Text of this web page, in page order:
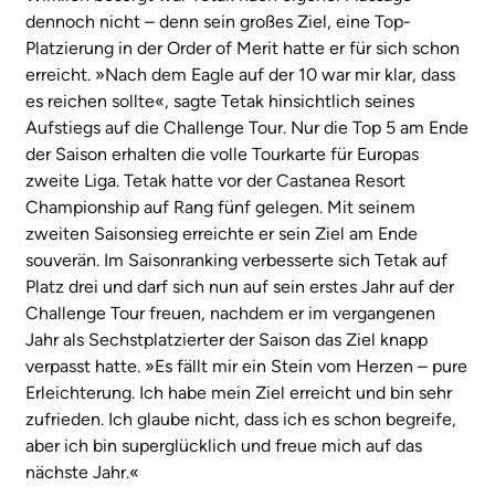
dennoch nicht – denn sein großes Ziel, eine Top-
Platzierung in der Order of Merit hatte er für sich schon
erreicht. »Nach dem Eagle auf der 10 war mir klar, dass
es reichen sollte«, sagte Tetak hinsichtlich seines
Aufstiegs auf die Challenge Tour. Nur die Top 5 am Ende
der Saison erhalten die volle Tourkarte für Europas
zweite Liga. Tetak hatte vor der Castanea Resort
Championship auf Rang fünf gelegen. Mit seinem
zweiten Saisonsieg erreichte er sein Ziel am Ende
souverän. Im Saisonranking verbesserte sich Tetak auf
Platz drei und darf sich nun auf sein erstes Jahr auf der
Challenge Tour freuen, nachdem er im vergangenen
Jahr als Sechstplatzierter der Saison das Ziel knapp
verpasst hatte. »Es fällt mir ein Stein vom Herzen – pure
Erleichterung. Ich habe mein Ziel erreicht und bin sehr
zufrieden. Ich glaube nicht, dass ich es schon begreife,
aber ich bin superglücklich und freue mich auf das
nächste Jahr.«